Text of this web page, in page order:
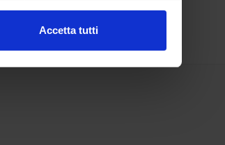
Accetta tutti